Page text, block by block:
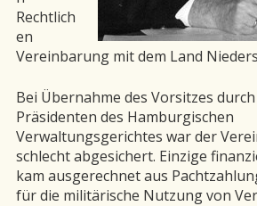
Rechtlich
en
Vereinbarung mit dem Land
Bei Übernahme des Vorsitzes
Präsidenten des Hamburgischen
Verwaltungsgerichtes war der
schlecht abgesichert. Einzige
kam ausgerechnet aus
für die militärische Nutzung von